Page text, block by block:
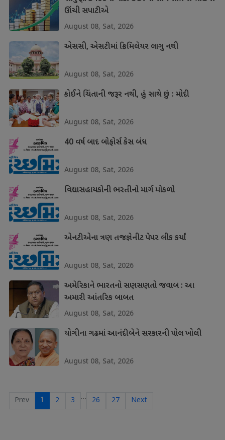
ઊંચી સપાટીએ
August 08, Sat, 2026
એસસી, એસટીમાં ક્રિમિલેયર લાગુ નથી
August 08, Sat, 2026
કોઈને ચિંતાની જરૂર નથી, હું સાથે છું : મોદી
August 08, Sat, 2026
40 વર્ષ બાદ બોફોર્સ કેસ બંધ
August 08, Sat, 2026
વિદ્યાસહાયકોની ભરતીનો માર્ગ મોકળો
August 08, Sat, 2026
એનટીએના ત્રણ તજજ્ઞેનીટ પેપર લીક કર્યાં
August 08, Sat, 2026
અમેરિકાને ભારતનો સણસણતો જવાબ : આ
અમારી આંતરિક બાબત
August 08, Sat, 2026
યોગીના ગઢમાં આનંદીબેને સરકારની પોલ ખોલી
August 08, Sat, 2026
Prev 1 2 3 … 26 27 Next